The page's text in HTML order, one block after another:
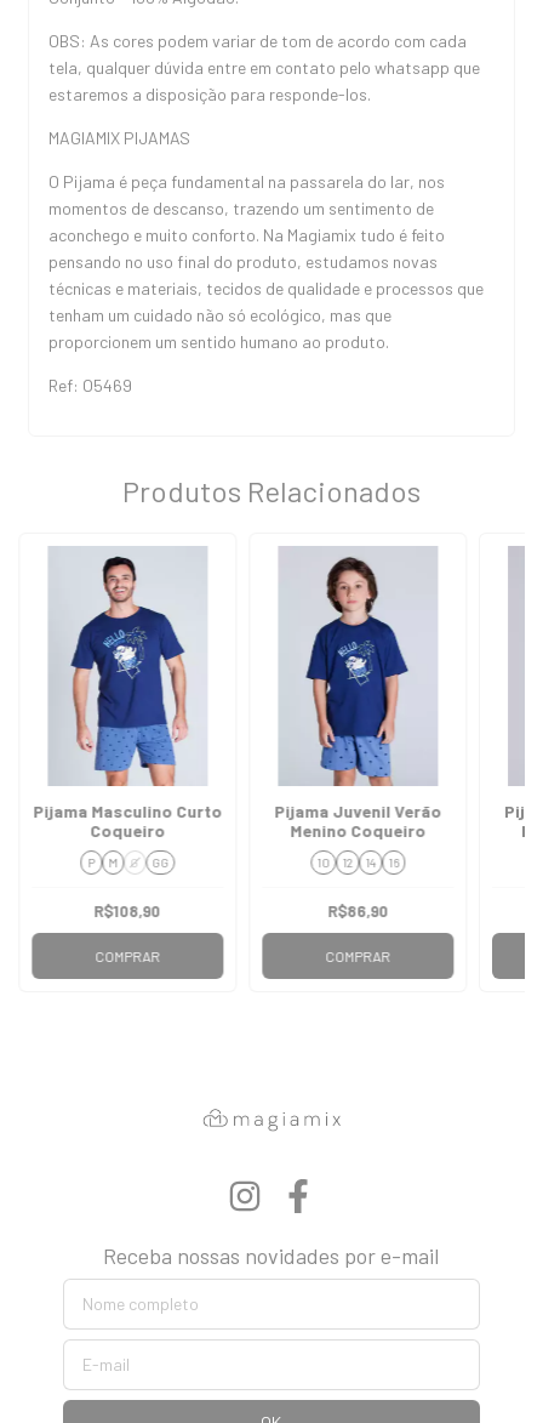
OBS: As cores podem variar de tom de acordo com cada
tela, qualquer dúvida entre em contato pelo whatsapp que
estaremos a disposição para responde-los.
MAGIAMIX PIJAMAS
O Pijama é peça fundamental na passarela do lar, nos
momentos de descanso, trazendo um sentimento de
aconchego e muito conforto. Na Magiamix tudo é feito
pensando no uso final do produto, estudamos novas
técnicas e materiais, tecidos de qualidade e processos que
tenham um cuidado não só ecológico, mas que
proporcionem um sentido humano ao produto.
Ref: O5469
Produtos Relacionados
Pijama Masculino Curto
Coqueiro
P M G GG
R$108,90
COMPRAR
Pijama Juvenil Verão
Menino Coqueiro
10 12 14 16
R$86,90
COMPRAR
Receba nossas novidades por e-mail